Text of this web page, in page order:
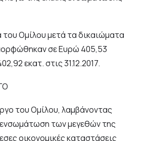
του Ομίλου μετά τα δικαιώματα
σε Ευρώ 405,53
εκατ. στις 31.12.2017.
του Ομίλου, λαμβάνοντας
των μεγεθών της
οικονομικές καταστάσεις